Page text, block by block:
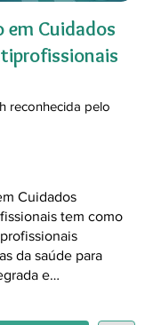
em Cuidados
reconhecida pelo
Cuidados
tem como
da saúde para
e